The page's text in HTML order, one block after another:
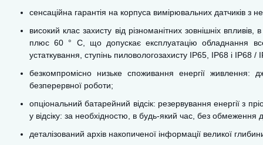
сенсаційна гарантія на корпуса вимірювальних датчиків з
високий клас захисту від різноманітних зовнішніх
плюс 60 ° C, що допускає експлуатацію обладнання
устаткування, ступінь пиловологозахисту IP65, IP68 і IP68
безкомпромісно низьке споживання енергії
безперервної роботи;
опціональний батарейний відсік: резервування енергії з
у відсіку: за необхідностю, в будь-який час, без обмеження
деталізований архів накопиченої інформації великої